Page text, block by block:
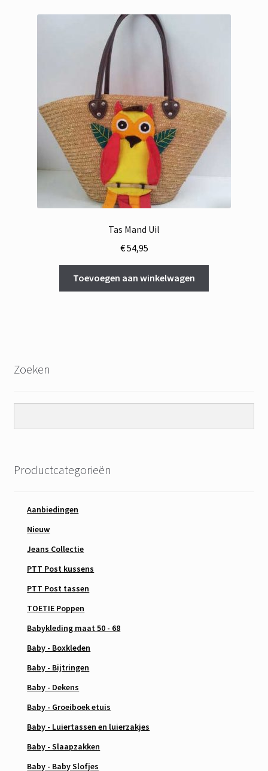
Tas Mand Uil
€54,95
Toevoegen aan winkelwagen
Zoeken
Productcategorieën
Aanbiedingen
Nieuw
Jeans Collectie
PTT Post kussens
PTT Post tassen
TOETIE Poppen
Babykleding maat 50 - 68
Baby - Boxkleden
Baby - Bijtringen
Baby - Dekens
Baby - Groeiboek etuis
Baby - Luiertassen en luierzakjes
Baby - Slaapzakken
Baby - Baby Slofjes